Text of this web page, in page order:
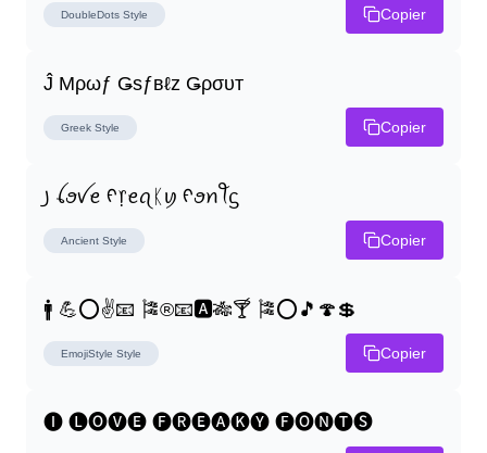
DoubleDots Style Copier
Ĵ Μρωƒ Ǥѕƒвℓz Ǥρσυт
Greek Style Copier
꠸ ꪶꪮꪜꫀ ᠻ᥅ꫀꪖᛕꪗ ᠻꪮꪀꪻᦓ
Ancient Style Copier
🚹 💪⭕✌📧 🎏®📧🅰🎋🍸 🎏⭕🎵🍄💲
EmojiStyle Style Copier
🅘 🅛🅞🅥🅔 🅕🅡🅔🅐🅚🅨 🅕🅞🅝🅣🅢